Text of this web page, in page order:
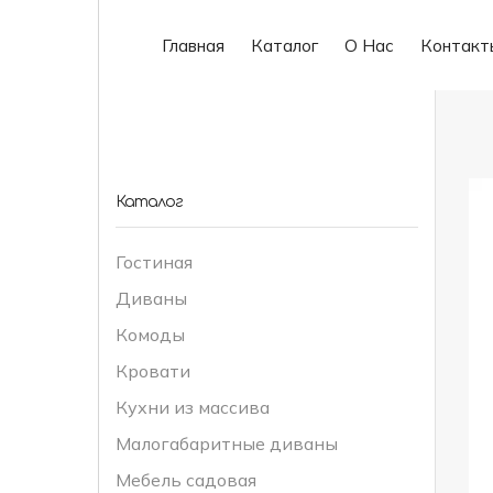
Главная Каталог О Нас
Каталог
Гостиная
Диваны
Комоды
Кровати
Кухни из массива
Малогабаритные диваны
Мебель садовая